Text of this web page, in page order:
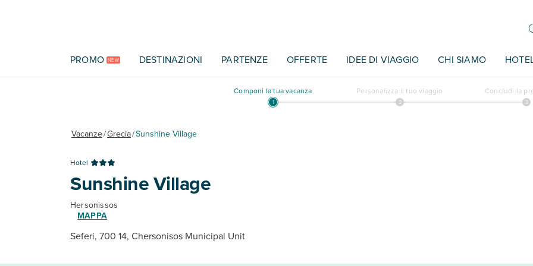
PROMO NEW DESTINAZIONI PARTENZE OFFERTE IDEE DI VIAGGIO CHI SIAMO
Componi la tua vacanza Personalizza il tuo viaggio Concludi la
Vacanze/Grecia/Sunshine Village
Hotel
Sunshine Village
Hersonissos
MAPPA
Seferi, 700 14, Chersonisos Municipal Unit